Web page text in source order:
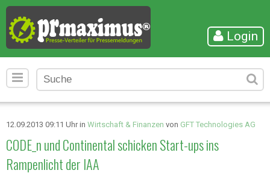
Login
12.09.2013 09:11 Uhr in Wirtschaft & Finanzen von GFT Technologies AG
CODE_n und Continental schicken Start-ups ins
Rampenlicht der IAA